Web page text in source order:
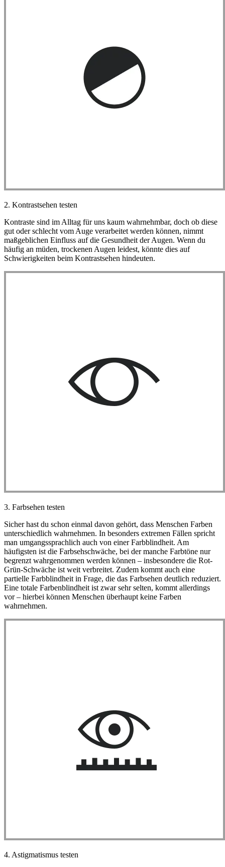
2. Kontrastsehen testen
Kontraste sind im Alltag für uns kaum wahrnehmbar, doch ob diese
gut oder schlecht vom Auge verarbeitet werden können, nimmt
maßgeblichen Einfluss auf die Gesundheit der Augen. Wenn du
häufig an müden, trockenen Augen leidest, könnte dies auf
Schwierigkeiten beim Kontrastsehen hindeuten.
3. Farbsehen testen
Sicher hast du schon einmal davon gehört, dass Menschen Farben
unterschiedlich wahrnehmen. In besonders extremen Fällen spricht
man umgangssprachlich auch von einer Farbblindheit. Am
häufigsten ist die Farbsehschwäche, bei der manche Farbtöne nur
begrenzt wahrgenommen werden können – insbesondere die Rot-
Grün-Schwäche ist weit verbreitet. Zudem kommt auch eine
partielle Farbblindheit in Frage, die das Farbsehen deutlich reduziert.
Eine totale Farbenblindheit ist zwar sehr selten, kommt allerdings
vor – hierbei können Menschen überhaupt keine Farben
wahrnehmen.
4. Astigmatismus testen